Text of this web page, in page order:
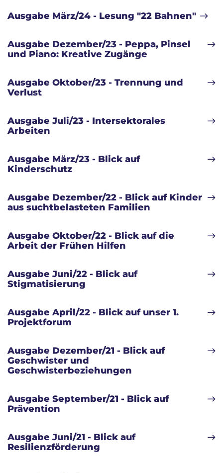
Ausgabe März/24 - Lesung "22 Bahnen"
Ausgabe Dezember/23 - Peppa, Pinsel
und Piano: Kreative Zugänge
Ausgabe Oktober/23 - Trennung und
Verlust
Ausgabe Juli/23 - Intersektorales
Arbeiten
Ausgabe März/23 - Blick auf
Kinderschutz
Ausgabe Dezember/22 - Blick auf Kinder
aus suchtbelasteten Familien
Ausgabe Oktober/22 - Blick auf die
Arbeit der Frühen Hilfen
Ausgabe Juni/22 - Blick auf
Stigmatisierung
Ausgabe April/22 - Blick auf unser 1.
Projektforum
Ausgabe Dezember/21 - Blick auf
Geschwister und
Geschwisterbeziehungen
Ausgabe September/21 - Blick auf
Prävention
Ausgabe Juni/21 - Blick auf
Resilienzförderung